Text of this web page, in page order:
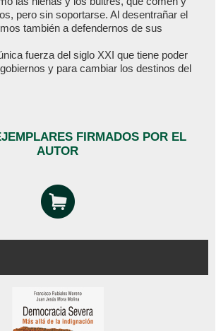
pero sin soportarse. Al desentrañar el
también a defendernos de sus
fuerza del siglo XXI que tiene poder
y para cambiar los destinos del
FIRMADOS POR EL
AUTOR